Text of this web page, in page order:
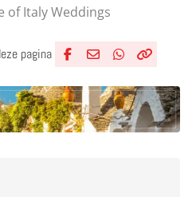
of Italy Weddings
pagina